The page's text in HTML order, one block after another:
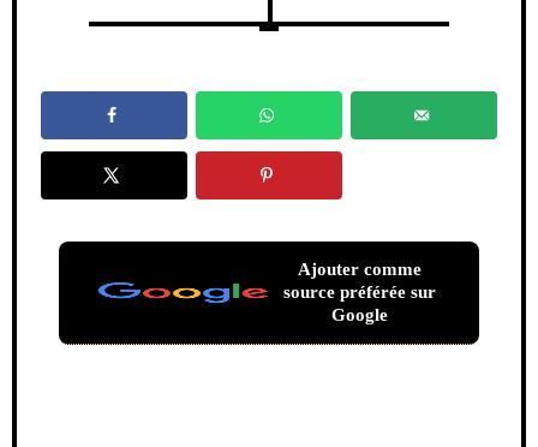
Ajouter comme
source préférée sur
Google